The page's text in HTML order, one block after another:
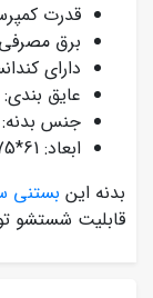
قدرت کمپرسور:
برق مصرفی: 3
دارای
عایق
جنس
ابعاد: 61*75*151 سانتی متر
بدنه این بستنی
قابلیت شستشو